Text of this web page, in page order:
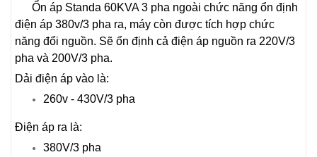
Ổn áp Standa 60KVA 3 pha ngoài chức năng ổn định
điện áp 380v/3 pha ra, máy còn được tích hợp chức
năng đổi nguồn. Sẽ ổn định cả điện áp nguồn ra 220V/3
pha và 200V/3 pha.
Dải điện áp vào là:
260v - 430V/3 pha
Điện áp ra là:
380V/3 pha